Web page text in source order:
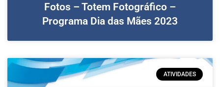
Fotos – Totem Fotográfico –
Programa Dia das Mães 2023
ATIVIDADES